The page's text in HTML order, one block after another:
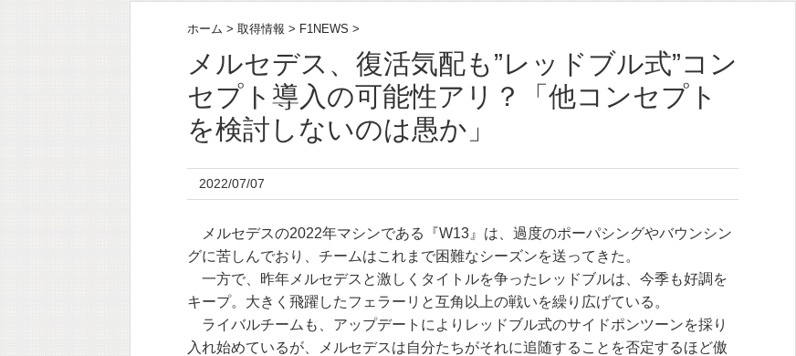
ホーム > 取得情報 > F1NEWS >
メルセデス、復活気配も”レッドブル式”コン
セプト導入の可能性アリ？「他コンセプト
を検討しないのは愚か」
2022/07/07
メルセデスの2022年マシンである『W13』は、過度のポーパシングやバウンシン
グに苦しんでおり、チームはこれまで困難なシーズンを送ってきた。
一方で、昨年メルセデスと激しくタイトルを争ったレッドブルは、今季も好調を
キープ。大きく飛躍したフェラーリと互角以上の戦いを繰り広げている。
ライバルチームも、アップデートによりレッドブル式のサイドポンツーンを採り
入れ始めているが、メルセデスは自分たちがそれに追随することを否定するほど傲